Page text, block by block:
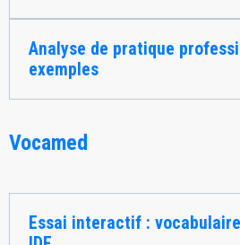
Analyse de pratique
exemples
Vocamed
Essai interactif :